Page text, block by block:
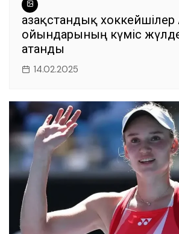
Қазақстандық хоккейшілер
ойындарының күміс
атанды
14.02.2025